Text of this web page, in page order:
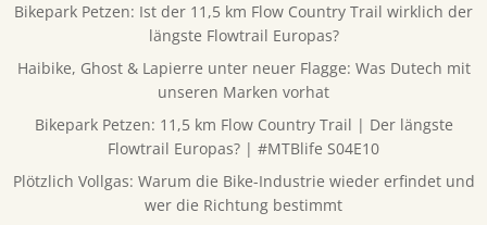
Bikepark Petzen: Ist der 11,5 km Flow Country Trail wirklich der
längste Flowtrail Europas?
Haibike, Ghost & Lapierre unter neuer Flagge: Was Dutech mit
unseren Marken vorhat
Bikepark Petzen: 11,5 km Flow Country Trail | Der längste
Flowtrail Europas? | #MTBlife S04E10
Plötzlich Vollgas: Warum die Bike-Industrie wieder erfindet und
wer die Richtung bestimmt